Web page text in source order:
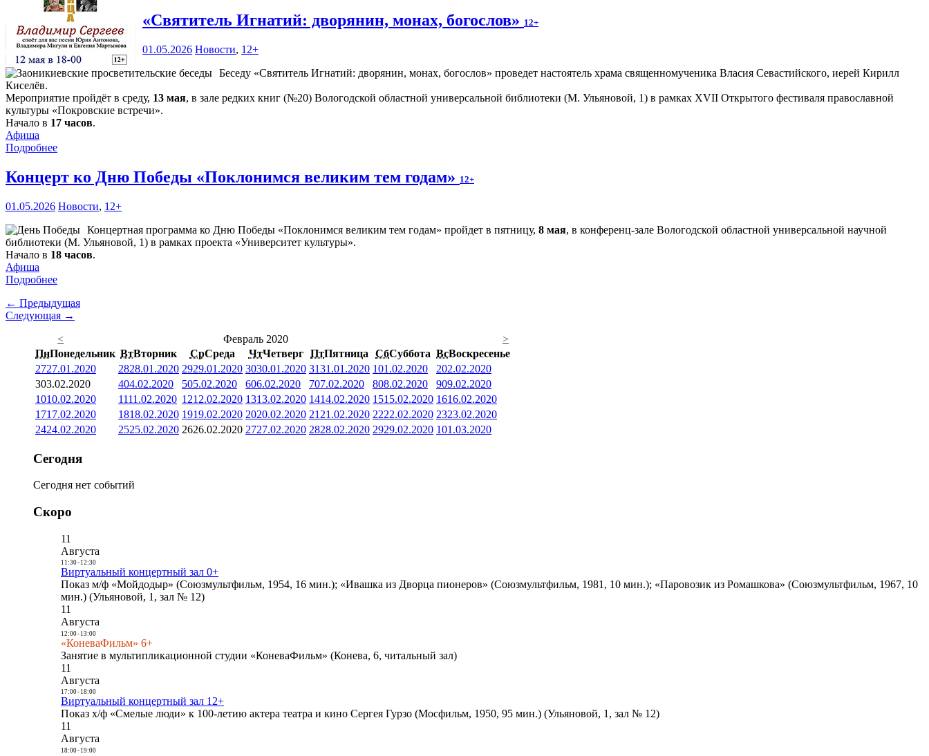
«Святитель Игнатий: дворянин, монах, богослов» 12+
01.05.2026 Новости, 12+
Беседу «Святитель Игнатий: дворянин, монах, богослов» проведет настоятель храма священномученика Власия Севастийского, иерей Кирилл
Киселёв.
Мероприятие пройдёт в среду, 13 мая, в зале редких книг (№20) Вологодской областной универсальной библиотеки (М. Ульяновой, 1) в рамках XVII Открытого фестиваля православной
культуры «Покровские встречи».
Начало в 17 часов.
Афиша
Подробнее
Концерт ко Дню Победы «Поклонимся великим тем годам» 12+
01.05.2026 Новости, 12+
Концертная программа ко Дню Победы «Поклонимся великим тем годам» пройдет в пятницу, 8 мая, в конференц-зале Вологодской областной универсальной научной
библиотеки (М. Ульяновой, 1) в рамках проекта «Университет культуры».
Начало в 18 часов.
Афиша
Подробнее
← Предыдущая
Следующая →
<
Февраль 2020
>
ПнПонедельник ВтВторник СрСреда ЧтЧетверг ПтПятница СбСуббота ВсВоскресенье
2727.01.2020 2828.01.2020 2929.01.2020 3030.01.2020 3131.01.2020 101.02.2020 202.02.2020
303.02.2020 404.02.2020 505.02.2020 606.02.2020 707.02.2020 808.02.2020 909.02.2020
1010.02.2020 1111.02.2020 1212.02.2020 1313.02.2020 1414.02.2020 1515.02.2020 1616.02.2020
1717.02.2020 1818.02.2020 1919.02.2020 2020.02.2020 21 21.02.2020 2222.02.2020 2323.02.2020
2424.02.2020 2525.02.2020 2626.02.2020 2727.02.2020 2828.02.2020 2929.02.2020 101.03.2020
Сегодня
Сегодня нет событий
Скоро
11
Августа
11:30- 12:30
Виртуальный концертный зал 0+
Показ м/ф «Мойдодыр» (Союзмультфильм, 1954, 16 мин.); «Ивашка из Дворца пионеров» (Союзмультфильм, 1981, 10 мин.); «Паровозик из Ромашкова» (Союзмультфильм, 1967, 10
мин.) (Ульяновой, 1, зал № 12)
11
Августа
12:00- 13:00
«КоневаФильм» 6+
Занятие в мультипликационной студии «КоневаФильм» (Конева, 6, читальный зал)
11
Августа
17:00- 18:00
Виртуальный концертный зал 12+
Показ х/ф «Смелые люди» к 100-летию актера театра и кино Сергея Гурзо (Мосфильм, 1950, 95 мин.) (Ульяновой, 1, зал № 12)
11
Августа
18:00- 19:00